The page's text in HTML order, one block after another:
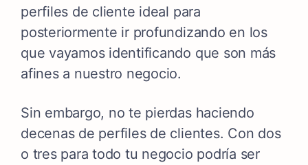
perfiles de cliente ideal para
posteriormente ir profundizando en los
que vayamos identificando que son más
afines a nuestro negocio.
Sin embargo, no te pierdas haciendo
decenas de perfiles de clientes. Con dos
o tres para todo tu negocio podría ser